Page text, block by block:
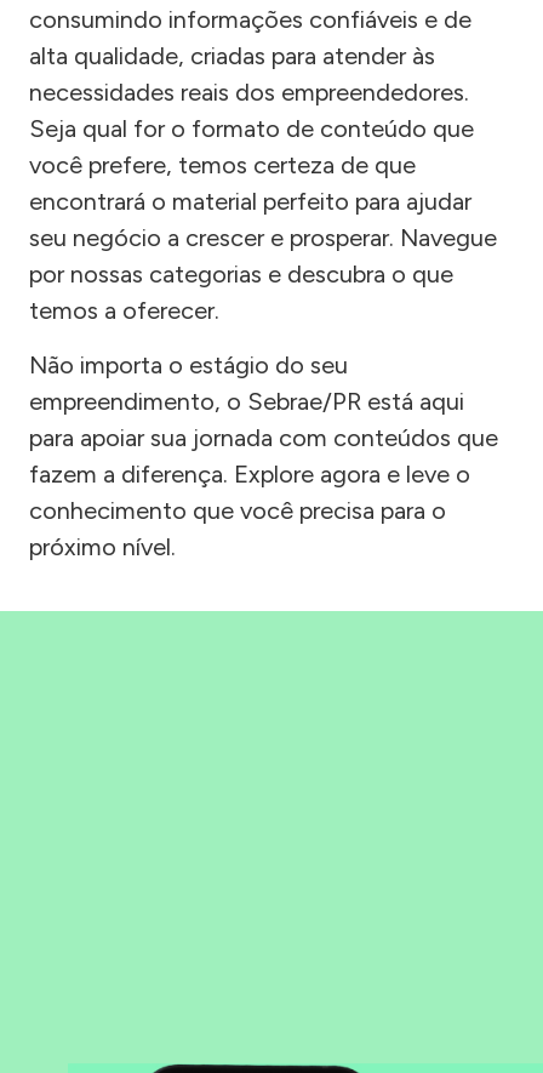
consumindo informações confiáveis e de
alta qualidade, criadas para atender às
necessidades reais dos empreendedores.
Seja qual for o formato de conteúdo que
você prefere, temos certeza de que
encontrará o material perfeito para ajudar
seu negócio a crescer e prosperar. Navegue
por nossas categorias e descubra o que
temos a oferecer.
Não importa o estágio do seu
empreendimento, o Sebrae/PR está aqui
para apoiar sua jornada com conteúdos que
fazem a diferença. Explore agora e leve o
conhecimento que você precisa para o
próximo nível.